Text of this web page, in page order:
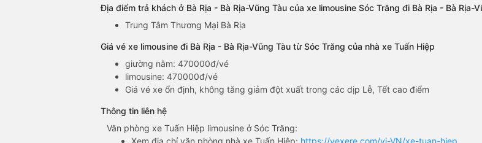
Địa điểm trả khách ở Bà Rịa - Bà Rịa-Vũng Tàu của xe limousine Sóc Trăng đi Bà Rịa - Bà Rịa-
Trung Tâm Thương Mại Bà Rịa
Giá vé xe limousine đi Bà Rịa - Bà Rịa-Vũng Tàu từ Sóc Trăng của nhà xe Tuấn Hiệp
giường nằm: 470000đ/vé
limousine: 470000đ/vé
Giá vé xe ổn định, không tăng giảm đột xuất trong các dịp Lễ, Tết cao điểm
Thông tin liên hệ
Văn phòng xe Tuấn Hiệp limousine ở Sóc Trăng: